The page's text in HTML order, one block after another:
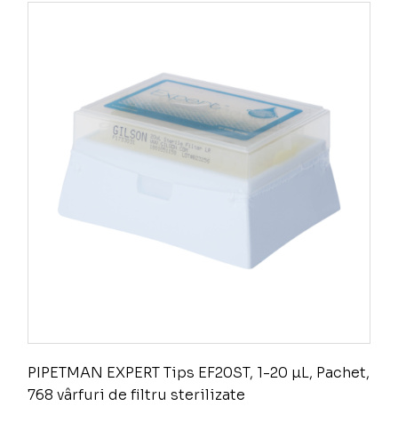
PIPETMAN EXPERT Tips EF20ST, 1-20 µL, Pachet,
768 vârfuri de filtru sterilizate